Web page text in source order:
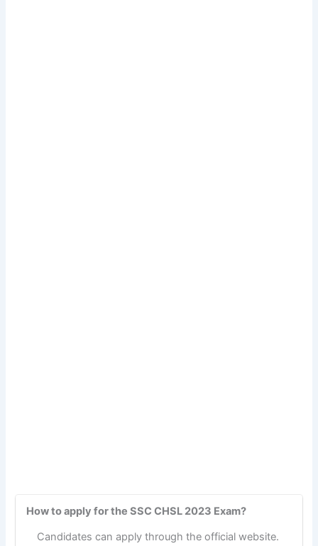
How to apply for the SSC CHSL 2023 Exam?
Candidates can apply through the official website.